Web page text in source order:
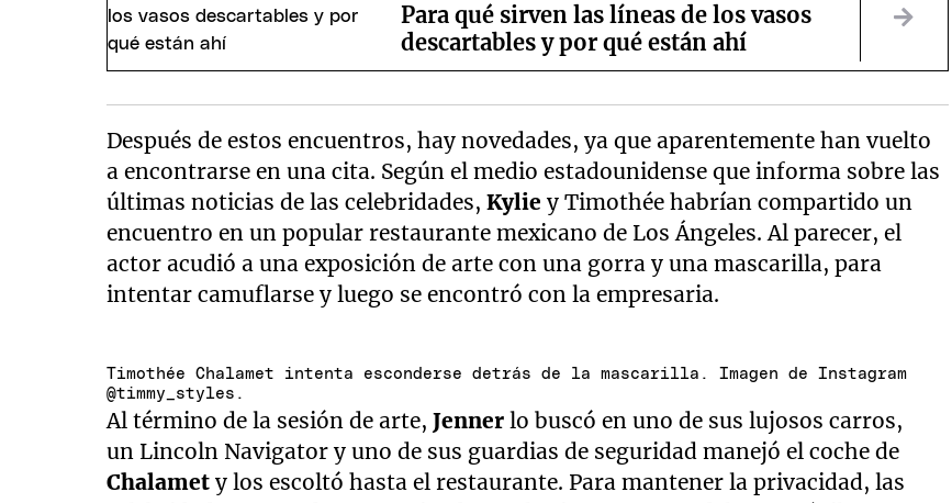
Para qué sirven las líneas de los vasos
descartables y por qué están ahí
Después de estos encuentros, hay novedades, ya que aparentemente han vuelto
a encontrarse en una cita. Según el medio estadounidense que informa sobre las
últimas noticias de las celebridades,Kylie y Timothée habrían compartido un
encuentro en un popular restaurante mexicano de Los Ángeles. Al parecer, el
actor acudió a una exposición de arte con una gorra y una mascarilla, para
intentar camuflarse y luego se encontró con la empresaria.
Timothée Chalamet intenta esconderse detrás de la mascarilla. Imagen de Instagram
@timmy_styles.
Al término de la sesión de arte,Jennerlo buscó en uno de sus lujosos carros,
un Lincoln Navigator y uno de sus guardias de seguridad manejó el coche de
Chalamet y los escoltó hasta el restaurante. Para mantener la privacidad, las